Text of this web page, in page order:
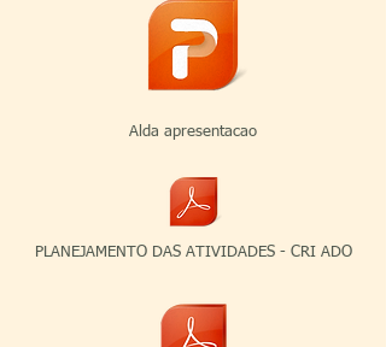
Alda apresentacao
PLANEJAMENTO DAS ATIVIDADES - CRI ADO